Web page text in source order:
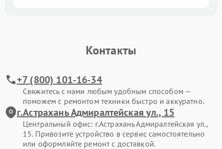
Контакты
+7 (800) 101-16-34
Свяжитесь с нами любым удобным способом —
поможем с ремонтом техники быстро и аккуратно.
г.Астрахань Адмиралтейская ул., 15
Центральный офис: г.Астрахань Адмиралтейская ул.,
15. Привозите устройство в сервис самостоятельно
или оформляйте ремонт с доставкой.